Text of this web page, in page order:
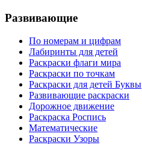
Развивающие
По номерам и цифрам
Лабиринты для детей
Раскраски флаги мира
Раскраски по точкам
Раскраски для детей Буквы
Развивающие раскраски
Дорожное движение
Раскраска Роспись
Математические
Раскраски Узоры